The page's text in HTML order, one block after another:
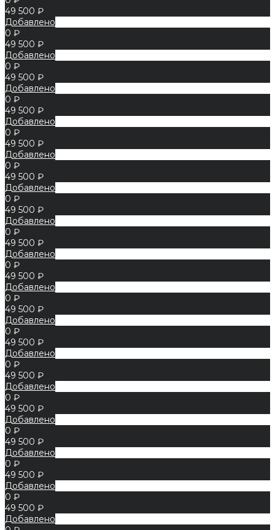
49 500 ₽
Добавлено
0 ₽
49 500 ₽
Добавлено
0 ₽
49 500 ₽
Добавлено
0 ₽
49 500 ₽
Добавлено
0 ₽
49 500 ₽
Добавлено
0 ₽
49 500 ₽
Добавлено
0 ₽
49 500 ₽
Добавлено
0 ₽
49 500 ₽
Добавлено
0 ₽
49 500 ₽
Добавлено
0 ₽
49 500 ₽
Добавлено
0 ₽
49 500 ₽
Добавлено
0 ₽
49 500 ₽
Добавлено
0 ₽
49 500 ₽
Добавлено
0 ₽
49 500 ₽
Добавлено
0 ₽
49 500 ₽
Добавлено
0 ₽
49 500 ₽
Добавлено